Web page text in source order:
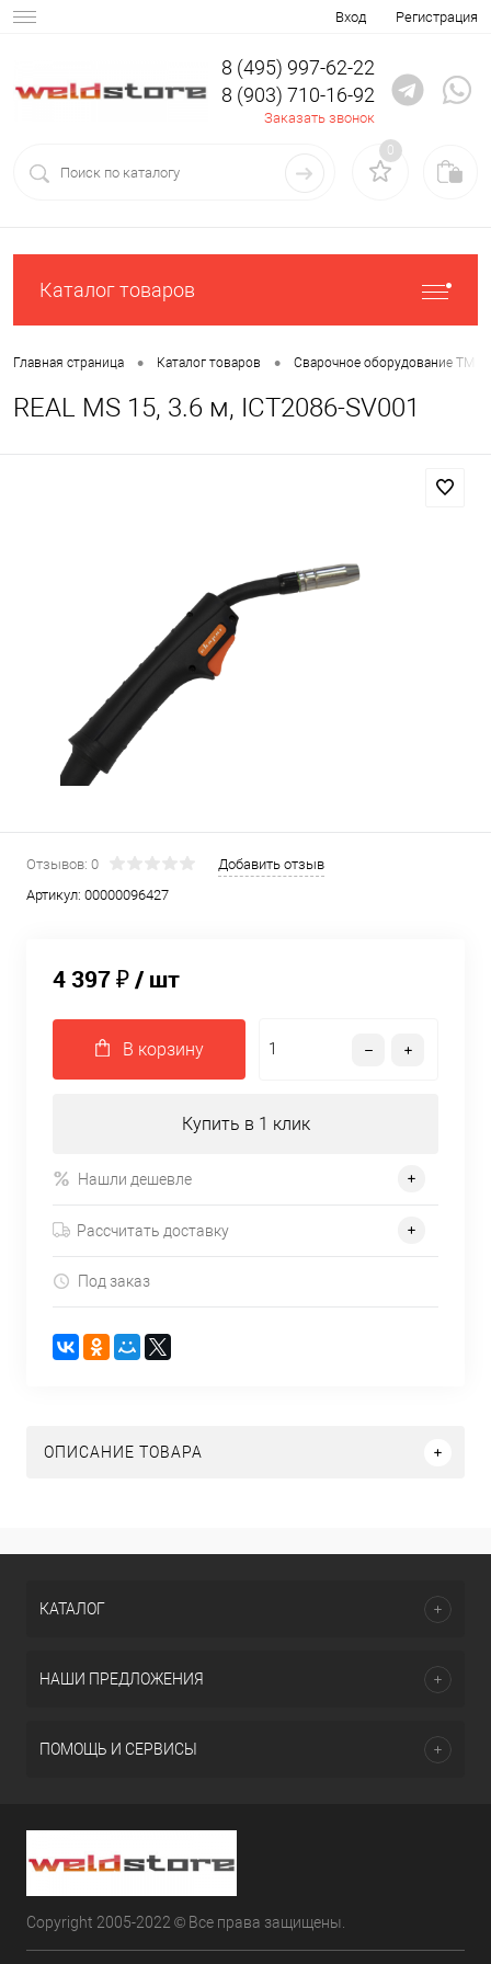
Вход Регистрация
8 (495) 997-62-22
8 (903) 710-16-92
Заказать звонок
0
Каталог товаров
Главная страница • Каталог товаров • Сварочное оборудование ТМ
REAL MS 15, 3.6 м, ICT2086-SV001
Отзывов: 0
Добавить отзыв
Артикул: 00000096427
4 397 ₽/ шт
В корзину
Купить в 1 клик
Нашли дешевле
Рассчитать доставку
Под заказ
ОПИСАНИЕ ТОВАРА
КАТАЛОГ
НАШИ ПРЕДЛОЖЕНИЯ
ПОМОЩЬ И СЕРВИСЫ
Copyright 2005-2022 © Все права защищены.